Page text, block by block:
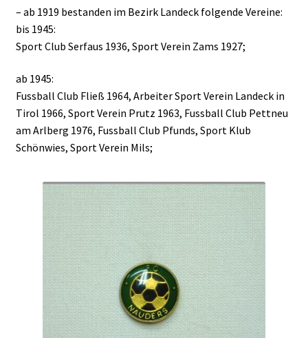
– ab 1919 bestanden im Bezirk Landeck folgende Vereine:
bis 1945:
Sport Club Serfaus 1936, Sport Verein Zams 1927;
ab 1945:
Fussball Club Fließ 1964, Arbeiter Sport Verein Landeck in
Tirol 1966, Sport Verein Prutz 1963, Fussball Club Pettneu
am Arlberg 1976, Fussball Club Pfunds, Sport Klub
Schönwies, Sport Verein Mils;